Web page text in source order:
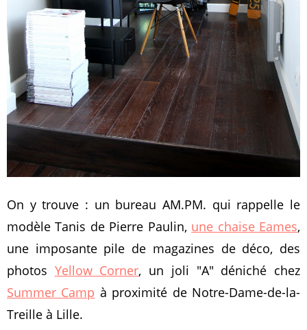
On y trouve : un bureau AM.PM. qui rappelle le
modèle Tanis de Pierre Paulin, une chaise Eames,
une imposante pile de magazines de déco, des
photos Yellow Corner, un joli "A" déniché chez
Summer Camp à proximité de Notre-Dame-de-la-
Treille à Lille.